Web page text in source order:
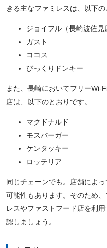
きる主なファミレスは、以下の
ジョイフル（長崎波佐見
ガスト
ココス
びっくりドンキー
また、長崎においてフリーWi-
店は、以下のとおりです。
マクドナルド
モスバーガー
ケンタッキー
ロッテリア
同じチェーンでも。店舗によ
可能性もあります。そのため
レスやファストフード店を利
認しましょう。